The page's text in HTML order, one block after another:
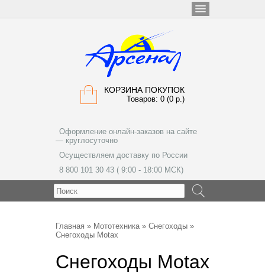
КОРЗИНА ПОКУПОК
Товаров: 0 (0 р.)
Оформление онлайн-заказов на сайте
— круглосуточно
Осуществляем доставку по России
8 800 101 30 43 ( 9:00 - 18:00 МСК)
Главная » Мототехника» Снегоходы »
Снегоходы Motax
Снегоходы Motax